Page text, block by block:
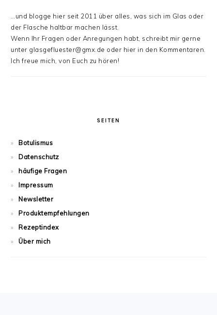
…und blogge hier seit 2011 über alles, was sich im Glas oder
der Flasche haltbar machen lässt.
Wenn Ihr Fragen oder Anregungen habt, schreibt mir gerne
unter glasgefluester@gmx.de oder hier in den Kommentaren.
Ich freue mich, von Euch zu hören!
SEITEN
Botulismus
Datenschutz
häufige Fragen
Impressum
Newsletter
Produktempfehlungen
Rezeptindex
Über mich